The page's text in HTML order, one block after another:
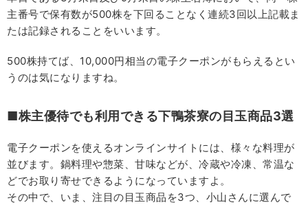
主番号で保有数が500株を下回ることなく連続3回以上記載ま
たは記録されることをいいます。
500株持てば、10,000円相当の電子クーポンがもらえるとい
うのは気になりますね。
■株主優待でも利用できる下鴨茶寮の目玉商品3選
電子クーポンを使えるオンラインサイトには、様々な料理が
並びます。鍋料理や惣菜、甘味などが、冷蔵や冷凍、常温な
どでお取り寄せできるようになっていますよ。
その中で、いま、注目の目玉商品を3つ、小山さんに選んで